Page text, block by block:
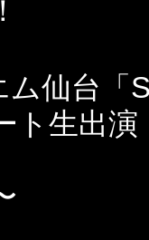
ム仙台「
ト生出演